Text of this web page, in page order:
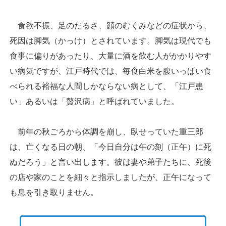
食欲不振、足のだるさ、顔のむくみなどの症状から、
死因は脚気（かっけ）とされています。脚気は現代でも
食事に偏りがあったり、大量に酒を飲む人がかかりやす
い病気ですが、江戸時代では、毎食白米を腹いっぱい食
べられる裕福な人間しかならない病として、「江戸患
い」あるいは「贅沢病」と呼ばれていました。
前年の秋ごろから体調を崩し、臥せっていた重三郎
は、亡くなる日の朝、「今日自分は午の刻（正午）に死
ぬだろう」と言い出します。彼は妻や弟子たちに、死後
の店や家のことを細々と指示しましたが、正午になって
も息を引き取りません。